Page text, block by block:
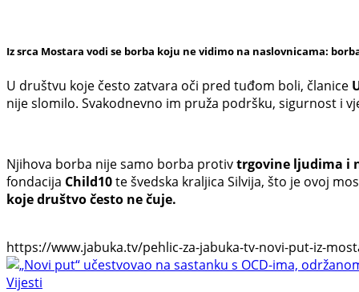
Iz srca Mostara vodi se borba koju ne vidimo na naslovnicama:
U društvu koje često zatvara oči pred tuđom boli, članice
nije slomilo. Svakodnevno im pruža podršku, sigurnost i
Njihova borba nije samo borba protivtrgovine ljudima i
fondacija Child10te švedska kraljica Silvija, što je ovoj
koje društvo često ne čuje.
https://www.jabuka.tv/pehlic-za-jabuka-tv-novi-put-iz-
Vijesti